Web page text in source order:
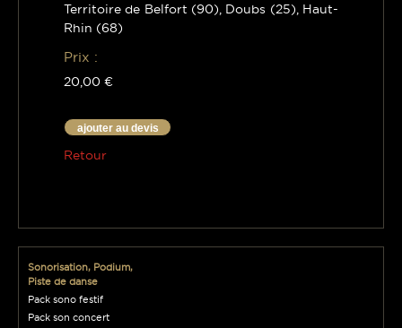
Territoire de Belfort (90), Doubs (25), Haut-
Rhin (68)
Prix :
20,00 €
ajouter au devis
Retour
Sonorisation, Podium,
Piste de danse
Pack sono festif
Pack son concert